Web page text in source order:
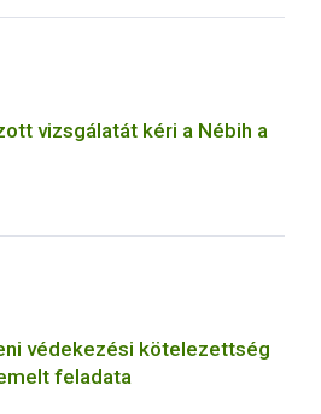
vizsgálatát kéri a Nébih a
védekezési kötelezettség
feladata